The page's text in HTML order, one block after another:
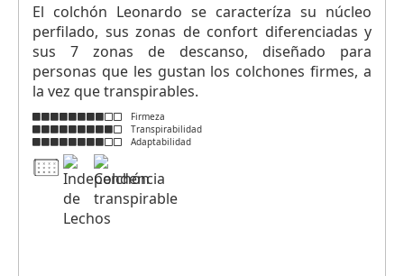
El colchón Leonardo se caracteríza su núcleo
perfilado, sus zonas de confort diferenciadas y
sus 7 zonas de descanso, diseñado para
personas que les gustan los colchones firmes, a
la vez que transpirables.
Firmeza
Transpirabilidad
Adaptabilidad